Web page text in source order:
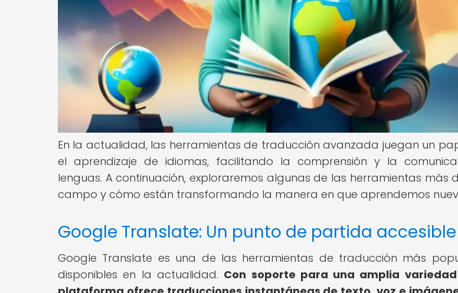
En la actualidad, las herramientas de traducción avanzada juegan un
el aprendizaje de idiomas, facilitando la comprensión y la
lenguas. A continuación, exploraremos algunas de las herramientas más
campo y cómo están transformando la manera en que aprendemos
Google Translate: Un punto de partida accesible
Google Translate es una de las herramientas de traducción más
disponibles en la actualidad. Con soporte para una amplia